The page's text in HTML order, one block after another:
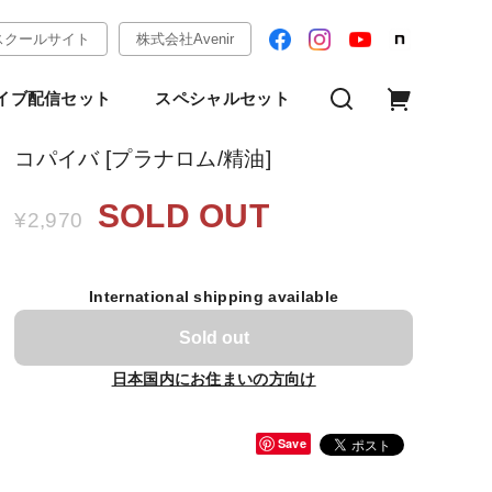
クールサイト 株式会社Avenir
ブ配信セット スペシャルセット
コパイバ [プラナロム/精油]
¥2,970 SOLD OUT
International shipping available
Sold out
日本国内にお住まいの方向け
Save